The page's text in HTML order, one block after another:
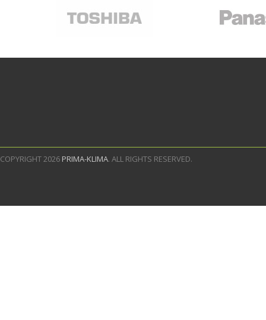
COPYRIGHT 2026 PRIMA-KLIMA. ALL RIGHTS RESERVED.